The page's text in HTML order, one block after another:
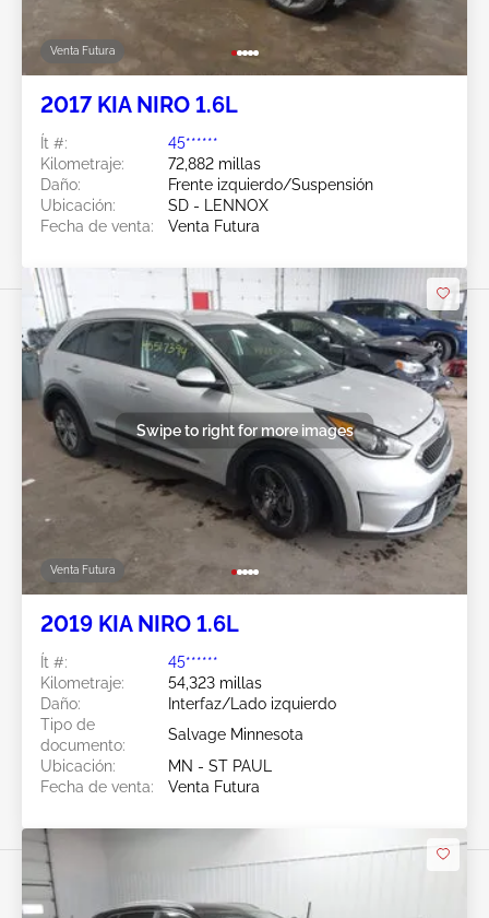
Venta Futura
2017 KIA NIRO 1.6L
Ít #:
45******
Kilometraje:
72,882 millas
Daño:
Frente izquierdo/Suspensión
Ubicación:
SD - LENNOX
Fecha de venta:
Venta Futura
Venta Futura
Swipe to right for more images
2019 KIA NIRO 1.6L
Ít #:
45******
Kilometraje:
54,323 millas
Daño:
Interfaz/Lado izquierdo
Tipo de
documento:
Salvage Minnesota
Ubicación:
MN - ST PAUL
Fecha de venta:
Venta Futura